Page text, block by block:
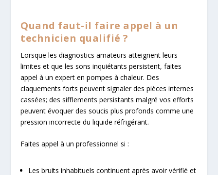
Quand faut-il faire appel à un
technicien qualifié ?
Lorsque les diagnostics amateurs atteignent leurs
limites et que les sons inquiétants persistent, faites
appel à un expert en pompes à chaleur. Des
claquements forts peuvent signaler des pièces internes
cassées; des sifflements persistants malgré vos efforts
peuvent évoquer des soucis plus profonds comme une
pression incorrecte du liquide réfrigérant.
Faites appel à un professionnel si :
Les bruits inhabituels continuent après avoir vérifié et